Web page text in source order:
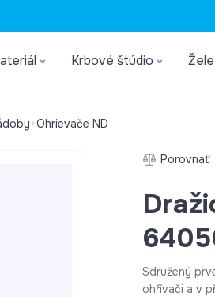
Krbové štúdio
Ohrievače ND
Porovnať
Sdružený
ohřívači a v